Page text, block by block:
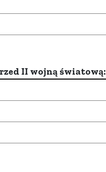
II wojną światową: